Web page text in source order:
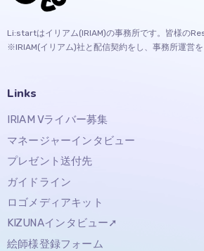
Li:startはイリアム(IRIAM)の事務所です。皆様の
※IRIAM(イリアム)社と配信契約をし、事務所運営を
Links
IRIAM Vライバー募集
マネージャーインタビュー
プレゼント送付先
ガイドライン
ロゴメディアキット
KIZUNAインタビュー➚
絵師様登録フォーム